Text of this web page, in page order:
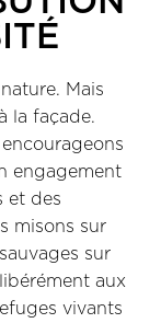
Mais
la façade.
engagement
et des
misons sur
sur
aux
vivants